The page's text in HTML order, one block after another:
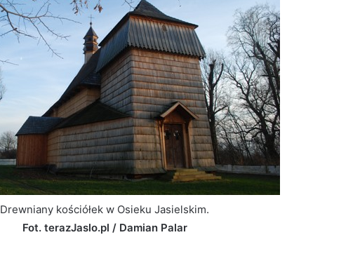
Drewniany kościółek w Osieku Jasielskim.
Fot. terazJaslo.pl / Damian Palar